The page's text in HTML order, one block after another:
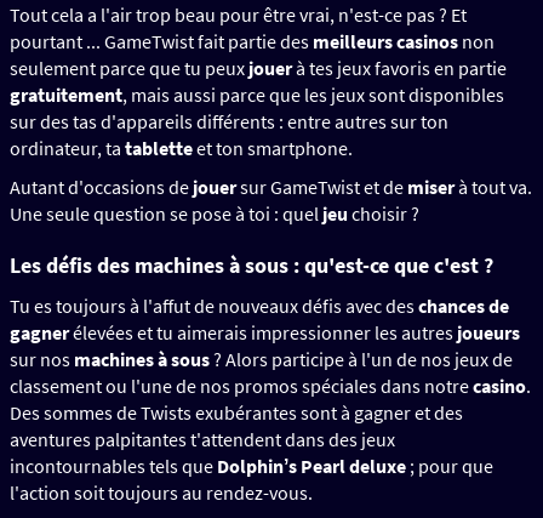
Tout cela a l'air trop beau pour être vrai, n'est-ce pas ? Et
pourtant ... GameTwist fait partie des meilleurs casinos non
seulement parce que tu peux jouerà tes jeux favoris en partie
gratuitement, mais aussi parce que les jeux sont disponibles
sur des tas d'appareils différents : entre autres sur ton
ordinateur, ta tabletteet ton smartphone.
Autant d'occasions de jouersur GameTwist et de miserà tout va.
Une seule question se pose à toi : quel jeu choisir ?
Les défis des machines à sous : qu'est-ce que c'est ?
Tu es toujours à l'affut de nouveaux défis avec deschances de
gagnerélevées et tu aimerais impressionner les autres joueurs
sur nos machines à sous? Alors participe à l'un de nos jeux de
classement ou l'une de nos promos spéciales dans notrecasino.
Des sommes de Twists exubérantes sont à gagner et des
aventures palpitantes t'attendent dans des jeux
incontournables tels que Dolphinʼs Pearl deluxe ; pour que
l'action soit toujours au rendez-vous.